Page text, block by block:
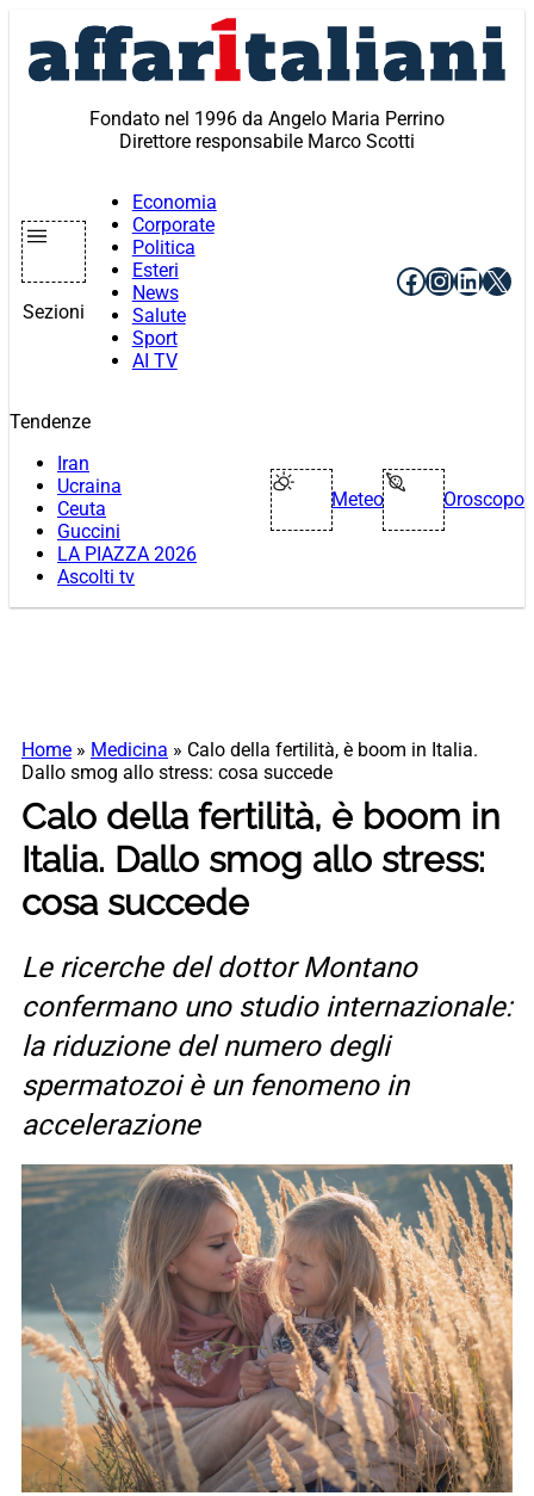
contenuto
Fondato nel 1996 da Angelo Maria Perrino
Direttore responsabile Marco Scotti
Sezioni
Economia
Corporate
Politica
Esteri
News
Salute
Sport
AI TV
Facebook
X
Tendenze
Iran
Ucraina
Ceuta
Guccini
LA PIAZZA 2026
Ascolti tv
Meteo Oroscopo
Home » Medicina » Calo della fertilità, è boom in Italia.
Dallo smog allo stress: cosa succede
Calo della fertilità, è boom in
Italia. Dallo smog allo stress:
cosa succede
Le ricerche del dottor Montano
confermano uno studio internazionale:
la riduzione del numero degli
spermatozoi è un fenomeno in
accelerazione